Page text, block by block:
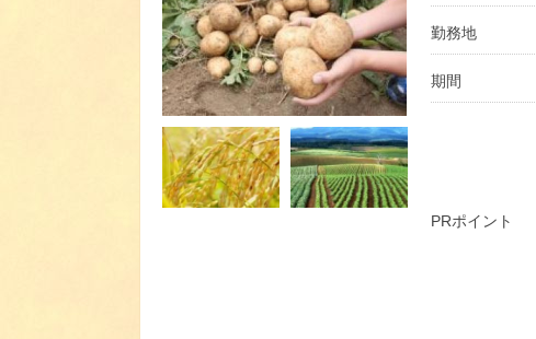
勤務地
期間
PRポイント